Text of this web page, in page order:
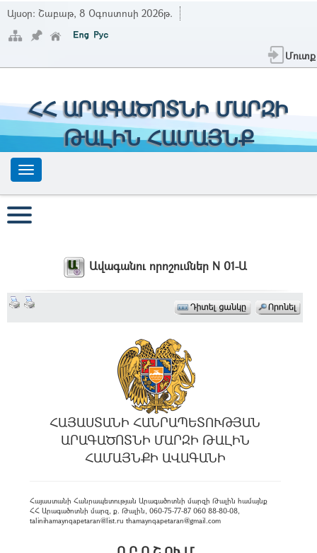
Այսօր: Շաբաթ, 8 Օգոստոսի 2026թ.
Մուտք
ՀՀ ԱՐԱԳԱԾՈՏՆԻ ՄԱՐԶԻ
ԹԱԼԻՆ ՀԱՄԱՅՆՔ
Ավագանու որոշումներ N 01-Ա
ՀԱՅԱՍՏԱՆԻ ՀԱՆՐԱՊԵՏՈՒԹՅԱՆ
ԱՐԱԳԱԾՈՏՆԻ ՄԱՐԶԻ ԹԱԼԻՆ
ՀԱՄԱՅՆՔԻ ԱՎԱԳԱՆԻ
Հայաստանի Հանրապետության Արագածոտնի մարզի Թալին համայնք
ՀՀ Արագածոտնի մարզ, ք. Թալին, 060-75-77-87 060 88-80-08,
talinihamaynqapetaran@list.ru thamaynqapetaran@gmail.com